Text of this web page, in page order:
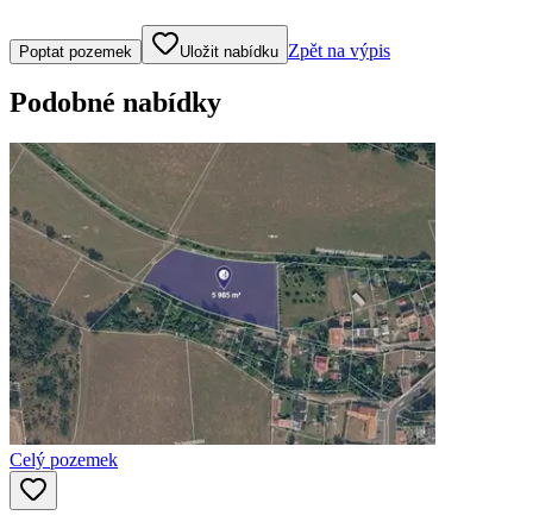
Klepněte nebo klikněte pro ovládání mapy
Poptat pozemek Uložit nabídku Zpět na výpis
Podobné nabídky
Celý pozemek